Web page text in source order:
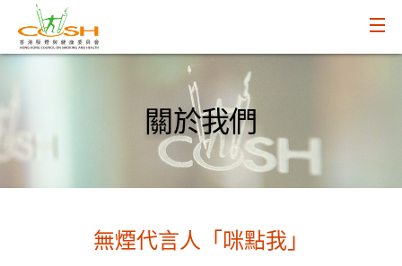
關於我們
無煙代言人「咪點我」